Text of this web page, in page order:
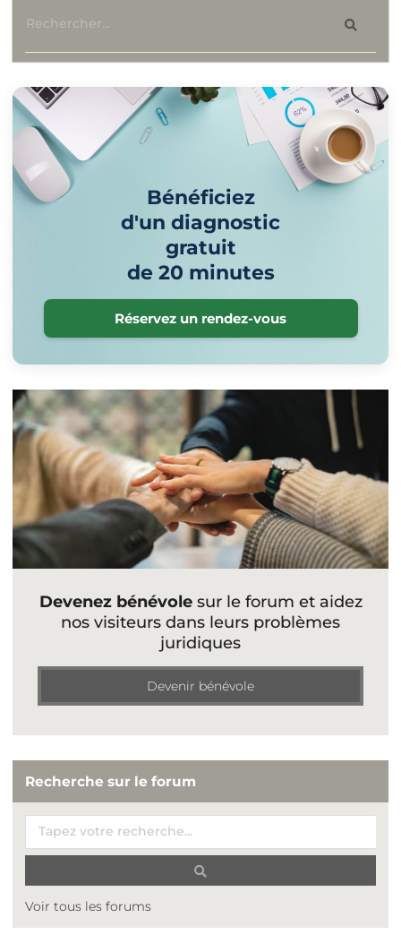
Bénéficiez
d'un diagnostic
gratuit
de 20 minutes
Réservez un rendez-vous
Devenez bénévolesur le forum et aidez
nos visiteurs dans leurs problèmes
juridiques
Devenir bénévole
Recherche sur le forum
Voir tous les forums